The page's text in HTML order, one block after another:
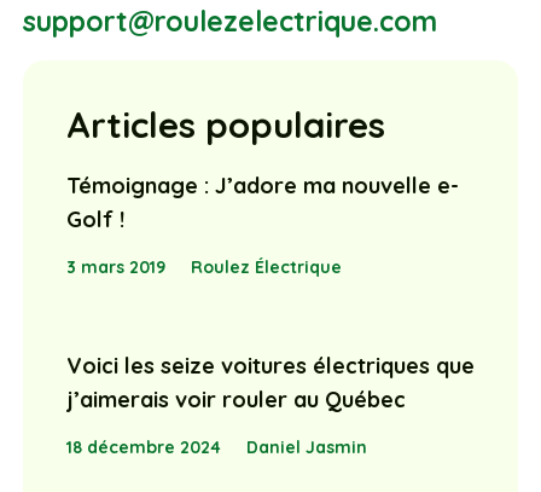
support@roulezelectrique.com
Articles populaires
Témoignage : J’adore ma nouvelle e-
Golf !
3 mars 2019 Roulez Électrique
Voici les seize voitures électriques que
j’aimerais voir rouler au Québec
18 décembre 2024 Daniel Jasmin